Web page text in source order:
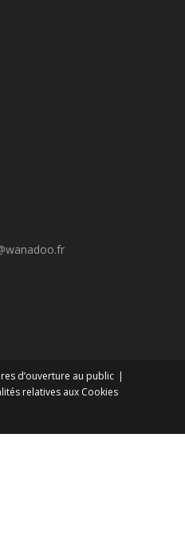
d’ouverture au public
relatives aux Cookies